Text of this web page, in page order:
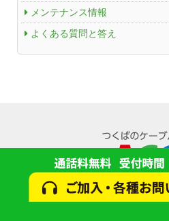
メンテナンス情報
よくある質問と答え